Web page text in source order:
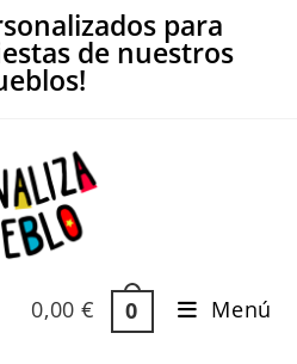
para
de nuestros
0,00€ 0 Menú